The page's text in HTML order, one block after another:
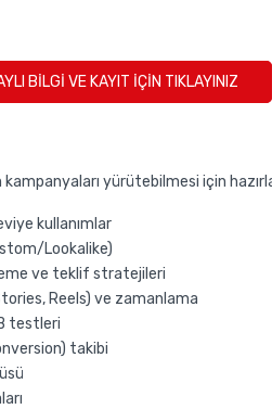
BİLGİ VE KAYIT İÇİN TIKLAYINIZ
yürütebilmesi için
kullanımlar
Lookalike)
ve teklif stratejileri
Reels) ve zamanlama
testleri
takibi